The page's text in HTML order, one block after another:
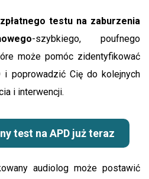
testu na zaburzenia
-szybkiego, poufnego
może pomóc zidentyfikować
i poprowadzić Cię do kolejnych
i interwencji.
test na APD już teraz
audiolog może postawić